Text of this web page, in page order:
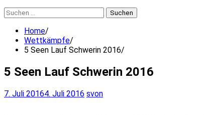
Suchen
nach:
Home
Wettkämpfe
5 Seen Lauf Schwerin 2016
5 Seen Lauf Schwerin 2016
7. Juli 20164. Juli 2016 svon